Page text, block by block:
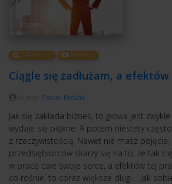
STRATEGIA FINANSE
Ciągle się zadłużam, a
Paweł Królak
Jak się zakłada biznes, to głowa jest
wydaje się piękne. A potem niestety
z rzeczywistością. Nawet nie masz pojęcia,
przedsiębiorców skarży się na to, że tak
w pracę całe swoje serce, a efektów tej
co rośnie, to coraz większe długi… Jak